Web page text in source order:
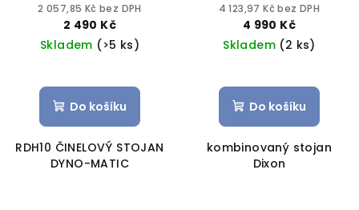
2 057,85 Kč bez DPH
2 490 Kč
Skladem (>5 ks)
Do košíku
RDH10 ČINELOVÝ STOJAN
DYNO-MATIC
4 123,97 Kč bez DPH
4 990 Kč
Skladem (2 ks)
Do košíku
kombinovaný stojan
Dixon